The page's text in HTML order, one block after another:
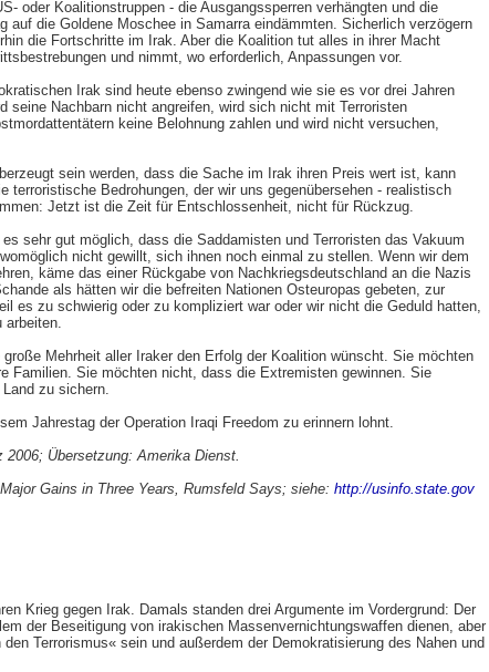
oder Koalitionstruppen - die Ausgangssperren verhängten und die
auf die Goldene Moschee in Samarra eindämmten. Sicherlich verzögern
die Fortschritte im Irak. Aber die Koalition tut alles in ihrer Macht
und nimmt, wo erforderlich, Anpassungen vor.
Irak sind heute ebenso zwingend wie sie es vor drei Jahren
seine Nachbarn nicht angreifen, wird sich nicht mit Terroristen
keine Belohnung zahlen und wird nicht versuchen,
sein werden, dass die Sache im Irak ihren Preis wert ist, kann
terroristische Bedrohungen, der wir uns gegenübersehen - realistisch
Jetzt ist die Zeit für Entschlossenheit, nicht für Rückzug.
sehr gut möglich, dass die Saddamisten und Terroristen das Vakuum
nicht gewillt, sich ihnen noch einmal zu stellen. Wenn wir dem
käme das einer Rückgabe von Nachkriegsdeutschland an die Nazis
als hätten wir die befreiten Nationen Osteuropas gebeten, zur
es zu schwierig oder zu kompliziert war oder wir nicht die Geduld hatten,
Mehrheit aller Iraker den Erfolg der Koalition wünscht. Sie möchten
Familien. Sie möchten nicht, dass die Extremisten gewinnen. Sie
zu sichern.
Jahrestag der Operation Iraqi Freedom zu erinnern lohnt.
Übersetzung: Amerika Dienst.
Gains in Three Years, Rumsfeld Says; siehe: http://usinfo.state.gov
Krieg gegen Irak. Damals standen drei Argumente im Vordergrund: Der
der Beseitigung von irakischen Massenvernichtungswaffen dienen, aber
Terrorismus« sein und außerdem der Demokratisierung des Nahen und